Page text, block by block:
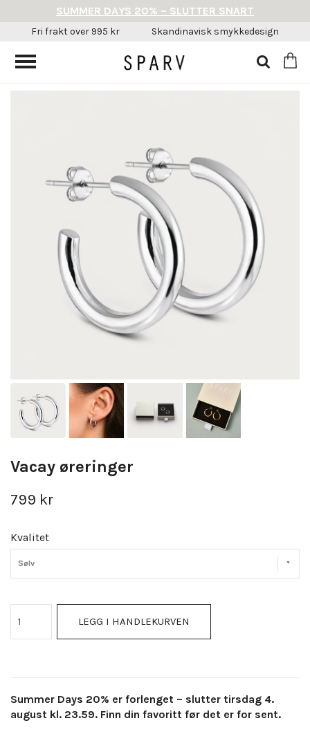
Vacay øreringer
799 kr
Kvalitet
Sølv
LEGG I HANDLEKURVEN
Summer Days 20% er forlenget – slutter tirsdag 4.
august kl. 23.59. Finn din favoritt før det er for sent.
SUMMER DAYS 20% – SLUTTER SNART
Fri frakt over 995 kr Skandinavisk smykkedesign